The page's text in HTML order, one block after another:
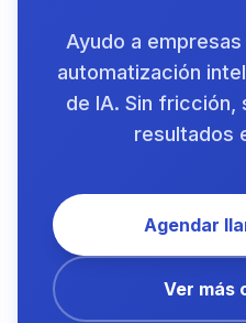
Ayudo a
automatización
de IA. Sin fricción,
resultados
Agendar
Ver más